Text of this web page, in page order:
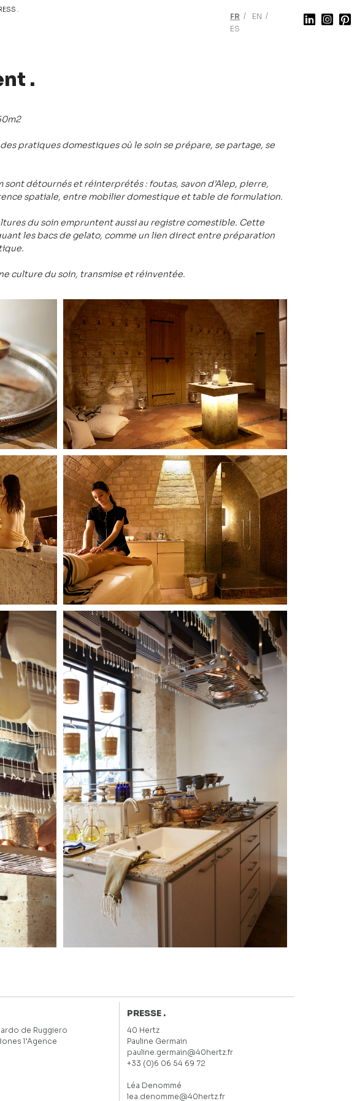
.
FR
EN
ES
.
pratiques domestiques où le soin se prépare, se partage, se
détournés et réinterprétés : foutas, savon d’Alep, pierre,
spatiale, entre mobilier domestique et table de formulation.
du soin empruntent aussi au registre comestible. Cette
les bacs de gelato, comme un lien direct entre préparation
culture du soin, transmise et réinventée.
de Ruggiero
l’Agence
PRESSE .
40 Hertz
Pauline Germain
pauline.germain@40hertz.fr
+33 (0)6 06 54 69 72
Léa Denommé
lea.denomme@40hertz.fr